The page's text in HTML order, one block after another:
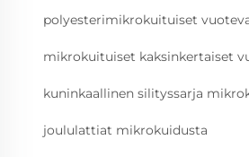
polyesterimikrokuituiset
mikrokuituiset kaksinkertaiset
kuninkaallinen silityssarja
joululattiat mikrokuidusta